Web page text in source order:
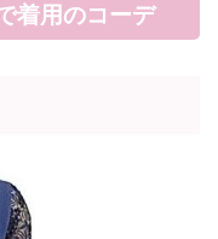
着用のコーデ